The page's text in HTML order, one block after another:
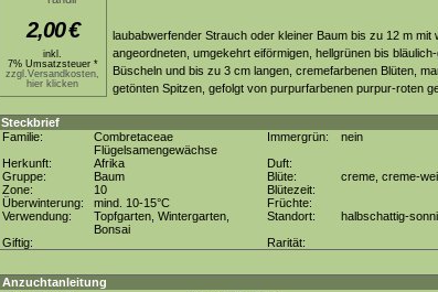
2,00€
inkl.
7% Umsatzsteuer *
zzgl.Versandkosten,
hier klicken
laubabwerfender Strauch oder kleiner Baum bis zu 12 m mit
angeordneten, umgekehrt eiförmigen, hellgrünen bis
Büscheln und bis zu 3 cm langen, cremefarbenen Blüten,
getönten Spitzen, gefolgt von purpurfarbenen purpur-roten
Steckbrief
Familie:
Combretaceae
Flügelsamengewächse
Immergrün:
nein
Herkunft:
Afrika
Duft:
Gruppe:
Baum Blüte:
creme, creme-
Zone:
10
Blütezeit:
Überwinterung:
mind. 10-15°C
Früchte:
Verwendung:
Topfgarten, Wintergarten,
Bonsai
Standort:
halbschattig-
Giftig:
Rarität:
Anzuchtanleitung